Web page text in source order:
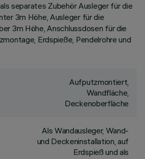
separates Zubehör Ausleger für die
3m Höhe, Ausleger für die
3m Höhe, Anschlussdosen für die
Erdspieße, Pendelrohre und
Aufputzmontiert,
Wandfläche,
Deckenoberfläche
Als Wandausleger, Wand-
und Deckeninstallation, auf
Erdspieß und als